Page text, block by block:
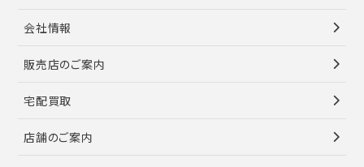
会社情報
販売店のご案内
宅配買取
店舗のご案内